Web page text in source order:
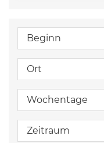
Beginn
Ort
Wochentage
Zeitraum